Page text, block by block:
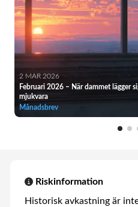
2 MAR 2026
Februari 2026 – När dammet lägger
mjukvara
Månadsbrev
Riskinformation
Historisk avkastning är